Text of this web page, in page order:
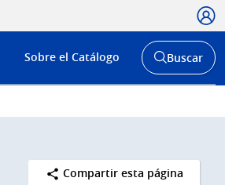
Menú
de
Sobre el Catálogo
Abrir
buscador
Buscar
Compartir esta página